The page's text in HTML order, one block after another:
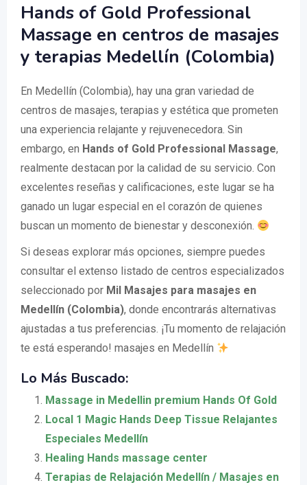
Hands of Gold Professional
Massage en centros de masajes
y terapias Medellín (Colombia)
En Medellín (Colombia), hay una gran variedad de
centros de masajes, terapias y estética que prometen
una experiencia relajante y rejuvenecedora. Sin
embargo, en Hands of Gold Professional Massage,
realmente destacan por la calidad de su servicio. Con
excelentes reseñas y calificaciones, este lugar se ha
ganado un lugar especial en el corazón de quienes
buscan un momento de bienestar y desconexión.
Si deseas explorar más opciones, siempre puedes
consultar el extenso listado de centros especializados
seleccionado por Mil Masajes para masajes en
Medellín (Colombia), donde encontrarás alternativas
ajustadas a tus preferencias. ¡Tu momento de relajación
te está esperando! masajes en Medellín
Lo Más Buscado:
Massage in Medellin premium Hands Of Gold
Local 1 Magic Hands Deep Tissue Relajantes
Especiales Medellín
Healing Hands massage center
Terapias de Relajación Medellín / Masajes en